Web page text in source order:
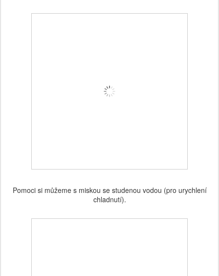
Pomoci si můžeme s miskou se studenou vodou (pro urychlení
chladnutí).